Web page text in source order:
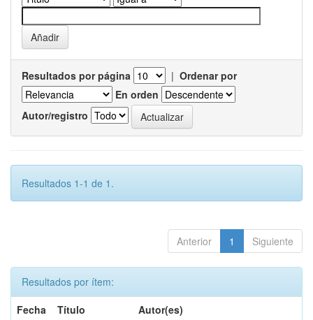
Resultados por página | Ordenar por
En orden
Autor/registro
Resultados 1-1 de 1.
Anterior 1 Siguiente
Resultados por ítem:
Fecha
Título
Autor(es)